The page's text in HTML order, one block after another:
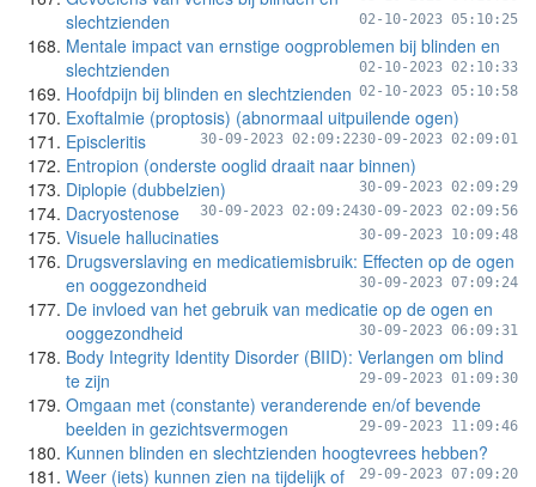
slechtzienden
02-10-2023 05:10:25
Mentale impact van ernstige oogproblemen bij blinden en
slechtzienden
02-10-2023 02:10:33
Hoofdpijn bij blinden en slechtzienden 02-10-2023 05:10:58
Exoftalmie (proptosis) (abnormaal uitpuilende ogen)
30-09-2023 02:09:01
Episcleritis 30-09-2023 02:09:22
Entropion (onderste ooglid draait naar binnen)
30-09-2023 02:09:29
Diplopie (dubbelzien)
30-09-2023 02:09:56
Dacryostenose 30-09-2023 02:09:24
Visuele hallucinaties 30-09-2023 10:09:48
Drugsverslaving en medicatiemisbruik: Effecten op de ogen
en ooggezondheid
30-09-2023 07:09:24
De invloed van het gebruik van medicatie op de ogen en
ooggezondheid
30-09-2023 06:09:31
Body Integrity Identity Disorder (BIID): Verlangen om blind
te zijn
29-09-2023 01:09:30
Omgaan met (constante) veranderende en/of bevende
beelden in gezichtsvermogen
29-09-2023 11:09:46
Kunnen blinden en slechtzienden hoogtevrees hebben?
29-09-2023 07:09:20
Weer (iets) kunnen zien na tijdelijk of